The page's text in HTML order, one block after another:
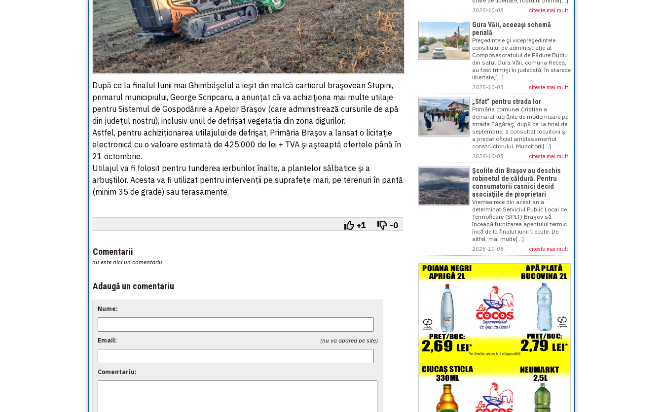
După ce la finalul lunii mai Ghimbăşelul a ieşit din matcă cartierul braşovean Stupini,
primarul municipiului, George Scripcaru, a anunţat că va achiziţiona mai multe utilaje
pentru Sistemul de Gospodărire a Apelor Braşov (care administrează cursurile de apă
din judeţul nostru), inclusiv unul de defrişat vegetaţia din zona digurilor.
Astfel, pentru achiziţionarea utilajului de defrişat, Primăria Braşov a lansat o licitaţie
electronică cu o valoare estimată de 425.000 de lei + TVA şi aşteaptă ofertele până în
21 octombrie.
Utilajul va fi folosit pentru tunderea ierburilor înalte, a plantelor sălbatice şi a
arbuştilor. Acesta va fi utilizat pentru intervenţii pe suprafeţe mari, pe terenuri în pantă
(minim 35 de grade) sau terasamente.
+1 -0
Comentarii
nu este nici un comentariu
Adaugă un comentariu
Nume:
(nu va aparea pe site)
Email:
Comentariu:
2025-10-08 citeste mai mult
Gura Văii, aceeaşi schemă
penală
Preşedintele şi vicepreşedintele
consiliului de administraţie al
Composesoratului de Pădure Budiu
din satul Gura Văii, comuna Recea,
au fost trimişi în judecată, în starede
libertate,[...]
2025-10-08 citeste mai mult
„Sfat” pentru strada lor
Primăria comunei Cristian a
demarat lucrările de modernizare pe
strada Făgăraş, după ce, la final de
septembrie, a consultat locuitorii şi
a predat oficial amplasamentul
constructorului. Muncitorii[...]
2025-10-08 citeste mai mult
Şcolile din Braşov au deschis
robinetul de căldură. Pentru
consumatorii casnici decid
asociaţiile de proprietari
Vremea rece din acest an a
determinat Serviciul Public Local de
Termoficare (SPLT) Braşov să
înceapă furnizarea agentului termic
încă de la finalul lunii trecute. De
altfel, mai multe[...]
2025-10-08 citeste mai mult